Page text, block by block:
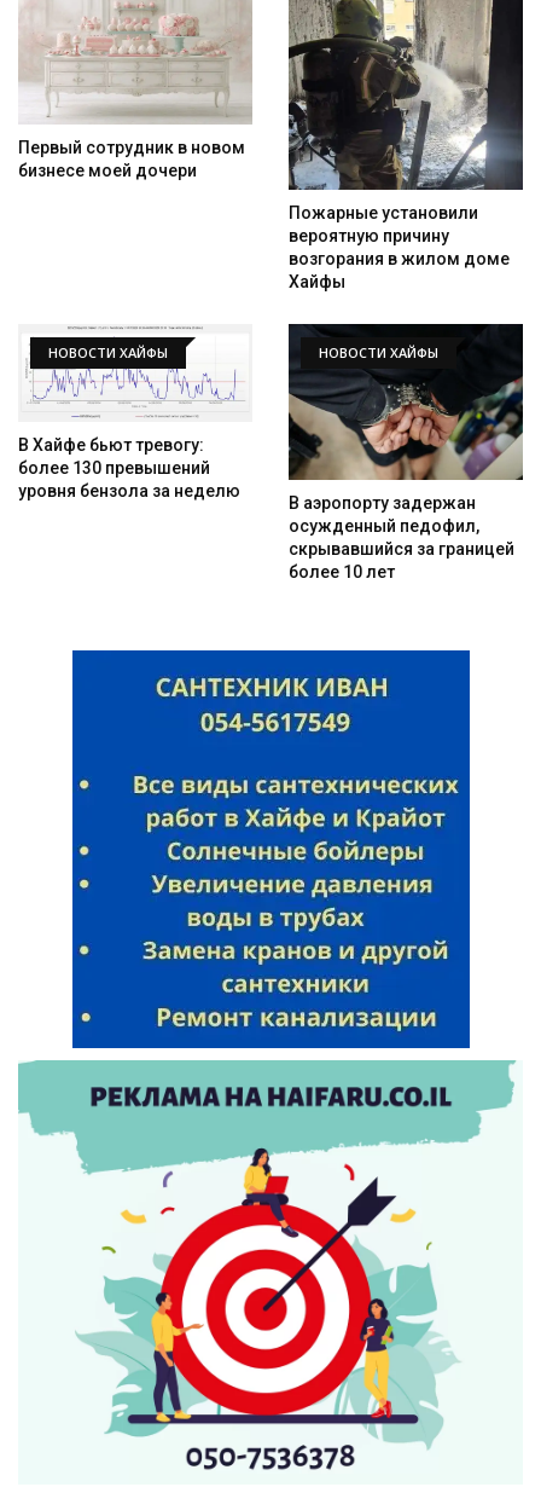
Первый сотрудник в новом
бизнесе моей дочери
Пожарные установили
вероятную причину
возгорания в жилом доме
Хайфы
НОВОСТИ ХАЙФЫ
В Хайфе бьют тревогу:
более 130 превышений
уровня бензола за неделю
НОВОСТИ ХАЙФЫ
В аэропорту задержан
осужденный педофил,
скрывавшийся за границей
более 10 лет